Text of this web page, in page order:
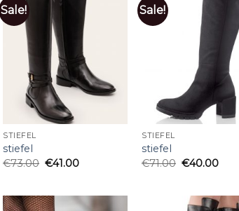
Sale!
STIEFEL
stiefel
€73.00 €41.00
Sale!
STIEFEL
stiefel
€71.00 €40.00